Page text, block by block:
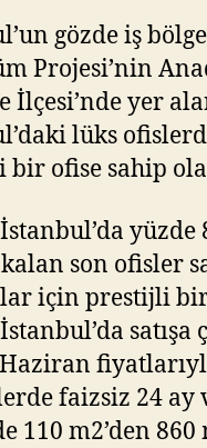
gözde iş
Projesi’nin
İlçesi’nde yer
lüks
bir ofise sahip
yüzde
son ofisler
için prestijli
faizsiz 24 ay
110 m2’den